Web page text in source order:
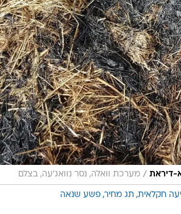
דיראת / מערכת וואלה, נסר נוואג'עה, בצלם
חקלאית תג מחיר פשע שנאה